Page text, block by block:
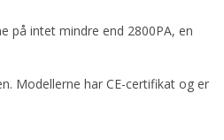
på intet mindre end 2800PA, en
Modellerne har CE-certifikat og er